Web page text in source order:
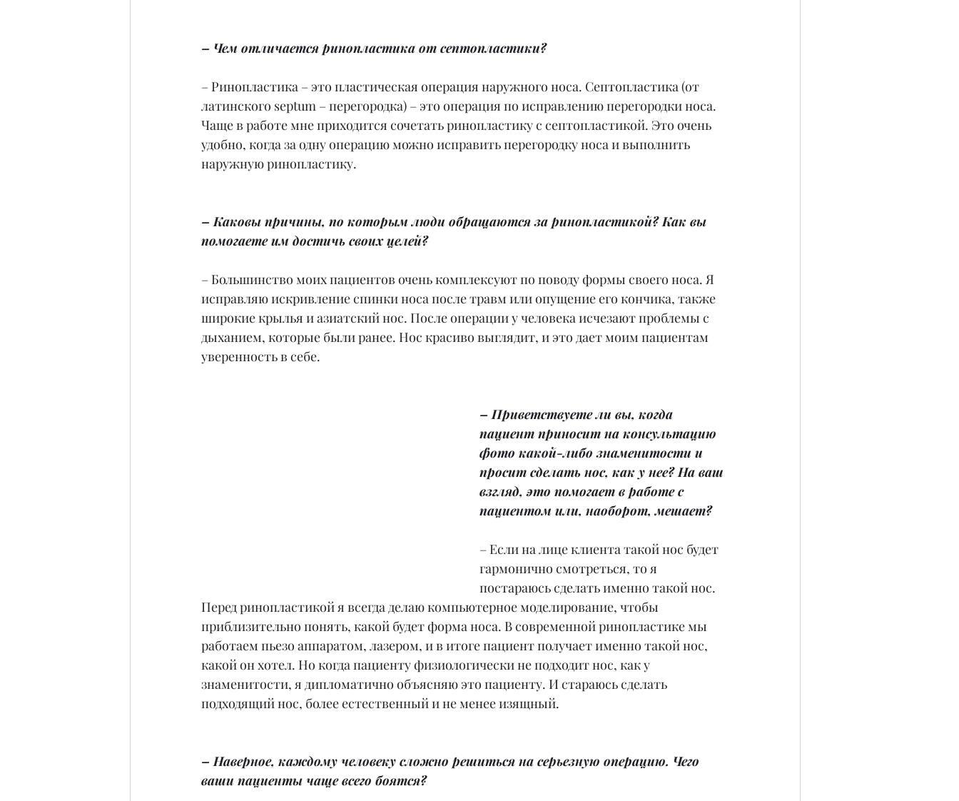
– Чем отличается ринопластика от септопластики?
– Ринопластика – это пластическая операция наружного носа. Септопластика (от
латинского septum – перегородка) – это операция по исправлению перегородки носа.
Чаще в работе мне приходится сочетать ринопластику с септопластикой. Это очень
удобно, когда за одну операцию можно исправить перегородку носа и выполнить
наружную ринопластику.
– Каковы причины, по которым люди обращаются за ринопластикой? Как вы
помогаете им достичь своих целей?
– Большинство моих пациентов очень комплексуют по поводу формы своего носа. Я
исправляю искривление спинки носа после травм или опущение его кончика, также
широкие крылья и азиатский нос. После операции у человека исчезают проблемы с
дыханием, которые были ранее. Нос красиво выглядит, и это дает моим пациентам
уверенность в себе.
– Приветствуете ли вы, когда
пациент приносит на консультацию
фото какой-либо знаменитости и
просит сделать нос, как у нее? На ваш
взгляд, это помогает в работе с
пациентом или, наоборот, мешает?
– Если на лице клиента такой нос будет
гармонично смотреться, то я
постараюсь сделать именно такой нос.
Перед ринопластикой я всегда делаю компьютерное моделирование, чтобы
приблизительно понять, какой будет форма носа. В современной ринопластике мы
работаем пьезо аппаратом, лазером, и в итоге пациент получает именно такой нос,
какой он хотел. Но когда пациенту физиологически не подходит нос, как у
знаменитости, я дипломатично объясняю это пациенту. И стараюсь сделать
подходящий нос, более естественный и не менее изящный.
– Наверное, каждому человеку сложно решиться на серьезную операцию. Чего
ваши пациенты чаще всего боятся?